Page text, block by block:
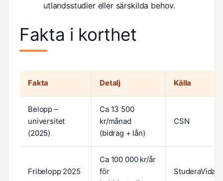
utlandsstudier eller särskilda behov.
Fakta i korthet
Fakta Detalj Källa
Belopp –
universitet
(2025)
Ca 13 500
kr/månad
(bidrag + lån)
CSN
Fribelopp 2025
Ca 100 000 kr/år
för